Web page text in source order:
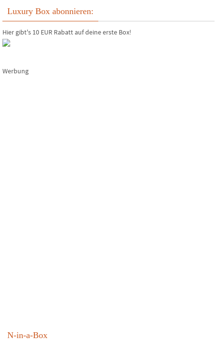
Luxury Box abonnieren:
Hier gibt's 10 EUR Rabatt auf deine erste Box!
Werbung
N-in-a-Box